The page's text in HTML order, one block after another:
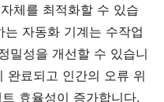
체를 최적화할 수 있습
자동화 기계는 수작업
밀성을 개선할 수 있습니
완료되고 인간의 오류 위
효율성이 증가합니다.